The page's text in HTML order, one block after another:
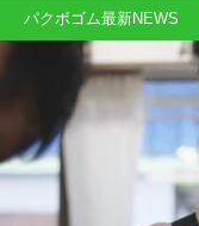
パクボゴム最新NEWS